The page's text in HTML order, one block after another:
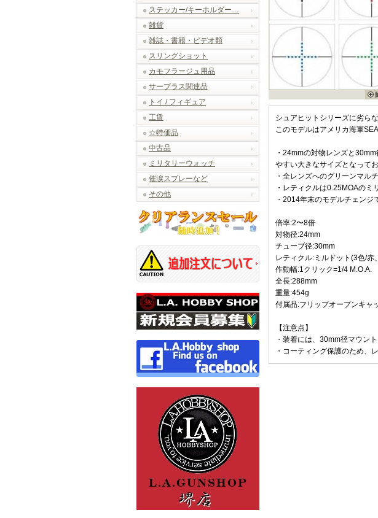
ステッカー/キーホルダー…
雑貨
雑誌・書籍・ビデオ類
スリングショット
カモフラージュ用品
サープラス関連品
トイ / フィギュア
工賃
☆特価品
中古品
ミリタリーウォッチ
催涙スプレーなど
その他
シュアヒットシリーズに劣ら
このモデルはアメリカ海軍
・24mmの対物レンズと
やすい大きなサイズとなって
・全レンズへのグリーンマル
・レティクルは0.25MOAのミ
・2014年末のモデルチェンジ
倍率:2〜8倍
対物径:24mm
チューブ径:30mm
レティクル:ミルドット(3色/赤
作動幅:1クリック=1/4 M.O.A.
全長:288mm
重量:454g
付属品:フリップオープンキャ
【注意点】
・装着には、30mm径マウン
・コーティング保護のため、